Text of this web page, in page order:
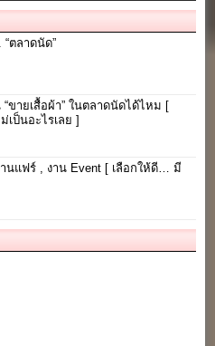
“ตลาดนัด”
“ขายเสื้อผ้า” ในตลาดนัดได้ไหม [
เป็นอะไรเลย ]
นแฟร์ , งาน Event [ เลือกให้ดี… มี